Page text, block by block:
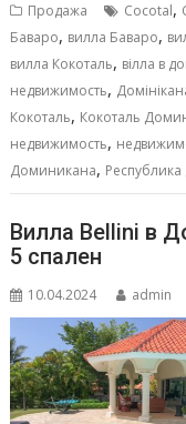
o
o
k
A
p
p
Продажа Cocotal,
Баваро, вилла Баваро,
вилла Кокоталь, вілла в
недвижимость,
Кокоталь, Кокоталь
недвижимость,
Доминикана,
Вилла Bellini в
5 спален
10.04.2024 admin